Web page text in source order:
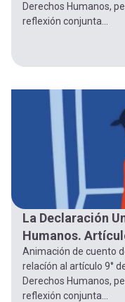
Derechos Humanos,
reflexión conjunta...
La Declaración
Humanos.
Animación de cuento
relacíón al artículo 9°
Derechos Humanos,
reflexión conjunta...